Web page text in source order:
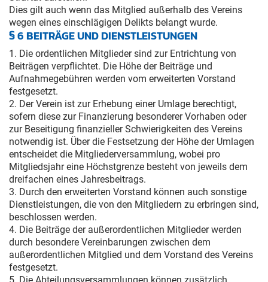
Dies gilt auch wenn das Mitglied außerhalb des Vereins
wegen eines einschlägigen Delikts belangt wurde.
§ 6 BEITRÄGE UND DIENSTLEISTUNGEN
1. Die ordentlichen Mitglieder sind zur Entrichtung von
Beiträgen verpflichtet. Die Höhe der Beiträge und
Aufnahmegebühren werden vom erweiterten Vorstand
festgesetzt.
2. Der Verein ist zur Erhebung einer Umlage berechtigt,
sofern diese zur Finanzierung besonderer Vorhaben oder
zur Beseitigung finanzieller Schwierigkeiten des Vereins
notwendig ist. Über die Festsetzung der Höhe der Umlagen
entscheidet die Mitgliederversammlung, wobei pro
Mitgliedsjahr eine Höchstgrenze besteht von jeweils dem
dreifachen eines Jahresbeitrags.
3. Durch den erweiterten Vorstand können auch sonstige
Dienstleistungen, die von den Mitgliedern zu erbringen sind,
beschlossen werden.
4. Die Beiträge der außerordentlichen Mitglieder werden
durch besondere Vereinbarungen zwischen dem
außerordentlichen Mitglied und dem Vorstand des Vereins
festgesetzt.